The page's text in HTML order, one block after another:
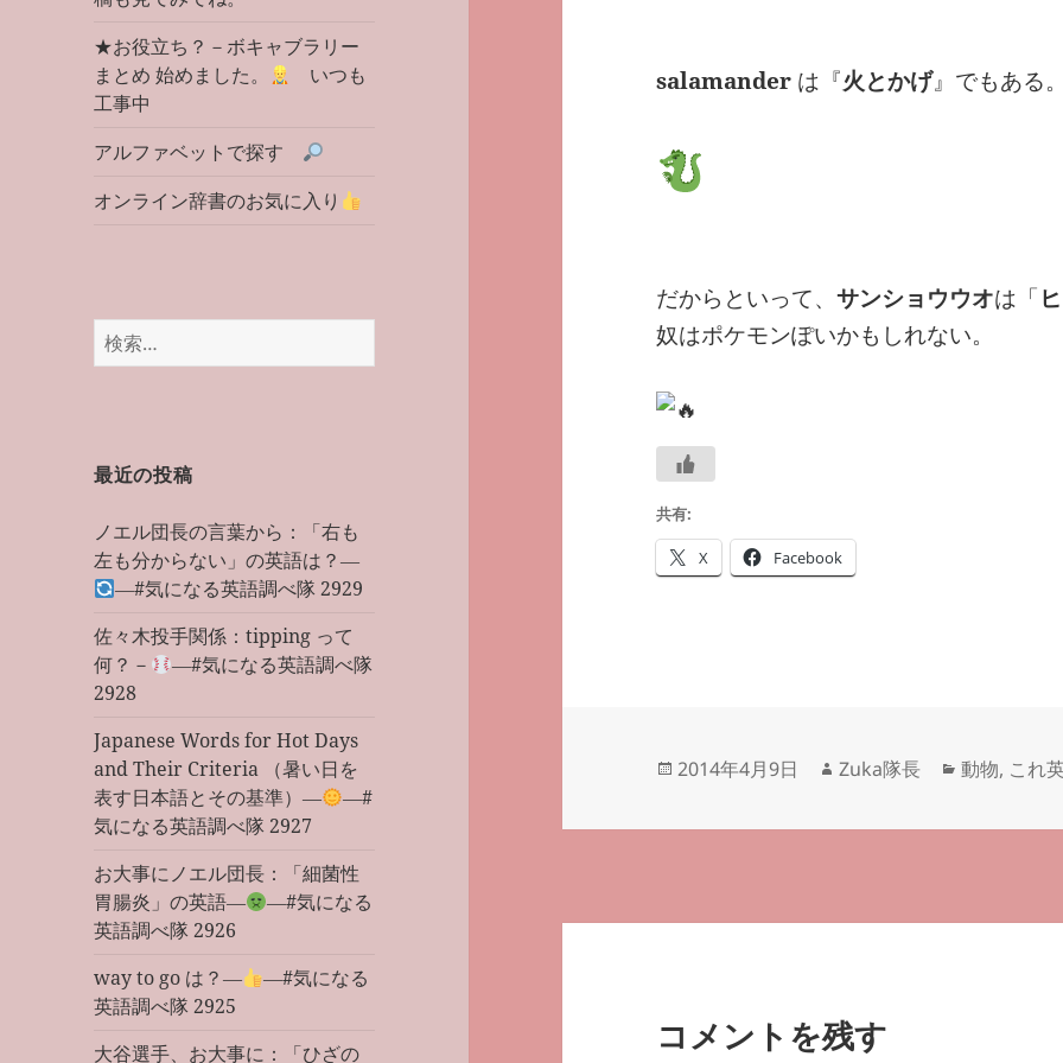
★お役立ち？－ボキャブラリー
まとめ 始めました。
いつも
工事中
アルファベットで探す
オンライン辞書のお気に入り
検
索:
最近の投稿
ノエル団長の言葉から：「右も
左も分からない」の英語は？―
―#気になる英語調べ隊 2929
佐々木投手関係：tipping って
何？－
―#気になる英語調べ隊
2928
Japanese Words for Hot Days
and Their Criteria （暑い日を
表す日本語とその基準）―
―#
気になる英語調べ隊 2927
お大事にノエル団長：「細菌性
胃腸炎」の英語―
―#気になる
英語調べ隊 2926
way to go は？―
―#気になる
英語調べ隊 2925
大谷選手、お大事に：「ひざの
salamander は『火とかげ』でもある。
だからといって、サンショウウオは「
奴はポケモンぽいかもしれない。
共有:
X Facebook
投
日:
2014年4月9日
作
者
Zuka隊長
カ
ゴ
動物, これ
コメントを残す